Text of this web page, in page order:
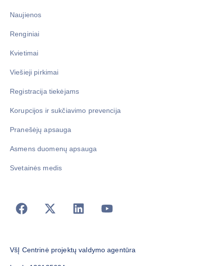
Naujienos
Renginiai
Kvietimai
Viešieji pirkimai
Registracija tiekėjams
Korupcijos ir sukčiavimo prevencija
Pranešėjų apsauga
Asmens duomenų apsauga
Svetainės medis
VšĮ Centrinė projektų valdymo agentūra